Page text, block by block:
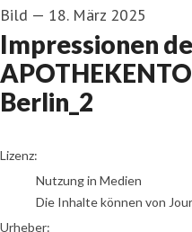
Bild — 18. März 2025
Impressionen
Berlin_2
Mark Mattingly
Lizenz:
Nutzung in Medien
Die Inhalte können von
Urheber: